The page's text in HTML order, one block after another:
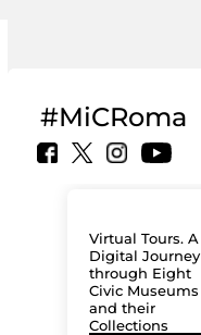
#MiCRoma
Virtual Tours. A
Digital Journey
through Eight
Civic Museums
and their
Collections